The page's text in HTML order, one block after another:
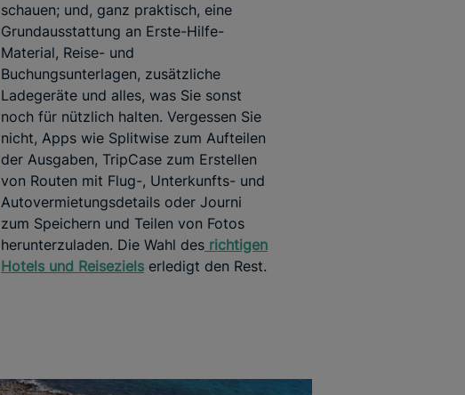
schauen; und, ganz praktisch, eine
Grundausstattung an Erste-Hilfe-
Material, Reise- und
Buchungsunterlagen, zusätzliche
Ladegeräte und alles, was Sie sonst
noch für nützlich halten. Vergessen Sie
nicht, Apps wie Splitwise zum Aufteilen
der Ausgaben, TripCase zum Erstellen
von Routen mit Flug-, Unterkunfts- und
Autovermietungsdetails oder Journi
zum Speichern und Teilen von Fotos
herunterzuladen. Die Wahl des richtigen
Hotels und Reiseziels erledigt den Rest.